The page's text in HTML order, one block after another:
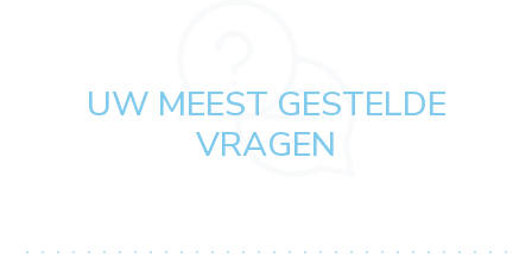
UW MEEST GESTELDE
VRAGEN